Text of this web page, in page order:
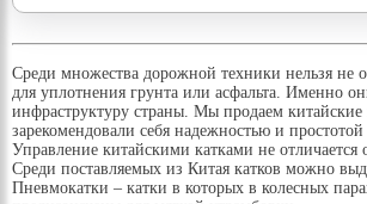
Среди множества дорожной техники нельзя не
для уплотнения грунта или асфальта. Именно
инфраструктуру страны. Мы продаем
зарекомендовали себя надежностью и
Управление китайскими катками не отличается
Среди поставляемых из Китая катков можно
Пневмокатки – катки в которых в колесных